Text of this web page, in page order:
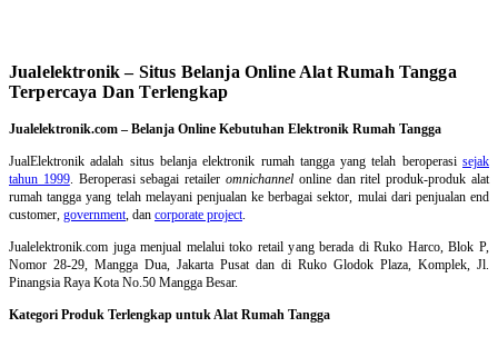
Jualelektronik – Situs Belanja Online Alat Rumah Tangga
Terpercaya Dan Terlengkap
Jualelektronik.com – Belanja Online Kebutuhan Elektronik Rumah Tangga
JualElektronik adalah situs belanja elektronik rumah tanggayang telah beroperasisejak
tahun 1999. Beroperasi sebagai retaileromnichannel online dan ritel produk-produk alat
rumah tangga yang telah melayani penjualan ke berbagai sektor, mulai dari penjualan end
customer, government, dan corporate project.
Jualelektronik.com juga menjual melalui toko retail yang berada di Ruko Harco, Blok P,
Nomor 28-29, Mangga Dua, Jakarta Pusat dan di Ruko Glodok Plaza, Komplek, Jl.
Pinangsia Raya Kota No.50 Mangga Besar.
Kategori Produk Terlengkap untuk Alat Rumah Tangga